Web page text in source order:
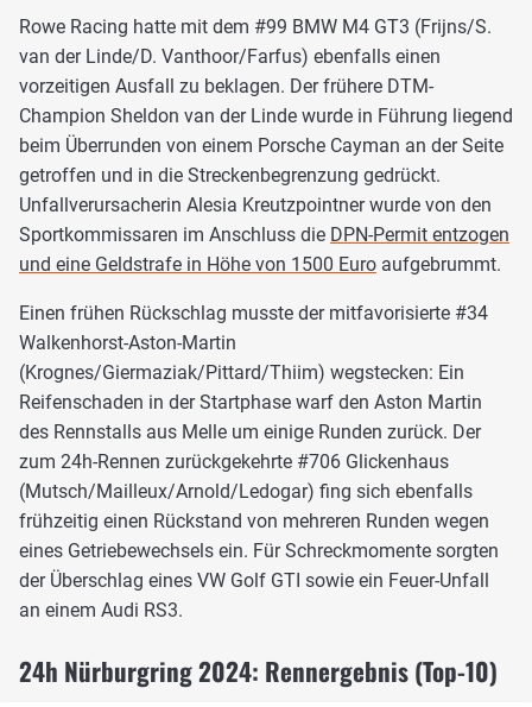
Rowe Racing hatte mit dem #99 BMW M4 GT3 (Frijns/S.
van der Linde/D. Vanthoor/Farfus) ebenfalls einen
vorzeitigen Ausfall zu beklagen. Der frühere DTM-
Champion Sheldon van der Linde wurde in Führung liegend
beim Überrunden von einem Porsche Cayman an der Seite
getroffen und in die Streckenbegrenzung gedrückt.
Unfallverursacherin Alesia Kreutzpointner wurde von den
Sportkommissaren im Anschluss die DPN-Permit entzogen
und eine Geldstrafe in Höhe von 1500 Euro aufgebrummt.
Einen frühen Rückschlag musste der mitfavorisierte #34
Walkenhorst-Aston-Martin
(Krognes/Giermaziak/Pittard/Thiim) wegstecken: Ein
Reifenschaden in der Startphase warf den Aston Martin
des Rennstalls aus Melle um einige Runden zurück. Der
zum 24h-Rennen zurückgekehrte #706 Glickenhaus
(Mutsch/Mailleux/Arnold/Ledogar) fing sich ebenfalls
frühzeitig einen Rückstand von mehreren Runden wegen
eines Getriebewechsels ein. Für Schreckmomente sorgten
der Überschlag eines VW Golf GTI sowie ein Feuer-Unfall
an einem Audi RS3.
24h Nürburgring 2024: Rennergebnis (Top-10)